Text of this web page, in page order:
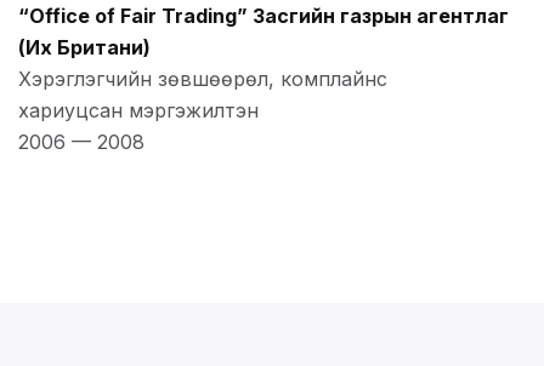
“Office of Fair Trading” Засгийн газрын агентлаг
(Их Британи)
Хэрэглэгчийн зөвшөөрөл, комплайнс
хариуцсан мэргэжилтэн
2006 — 2008